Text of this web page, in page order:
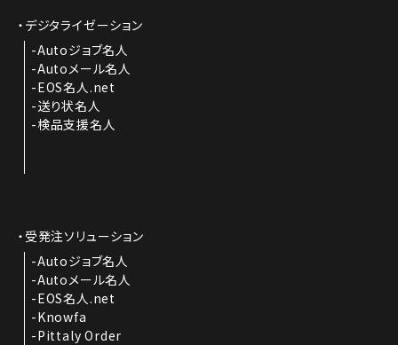
デジタライゼーション
Autoジョブ名人
Autoメール名人
EOS名人.net
送り状名人
検品支援名人
受発注ソリューション
Autoジョブ名人
Autoメール名人
EOS名人.net
Knowfa
Pittaly Order